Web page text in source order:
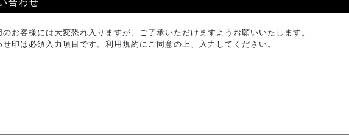
合わせ
お客様には大変恐れ入りますが、ご了承いただけますようお願いいたします。
印は必須入力項目です。利用規約にご同意の上、入力してください。